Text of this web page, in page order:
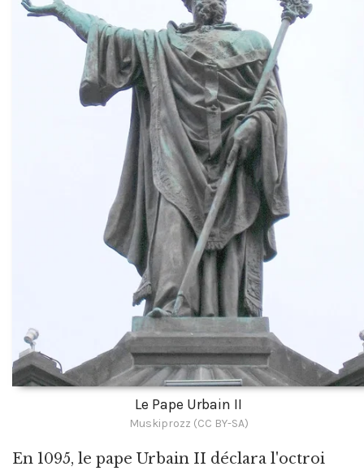
Le Pape Urbain II
Muskiprozz (CC BY-SA)
En 1095, le pape Urbain II déclara l'octroi